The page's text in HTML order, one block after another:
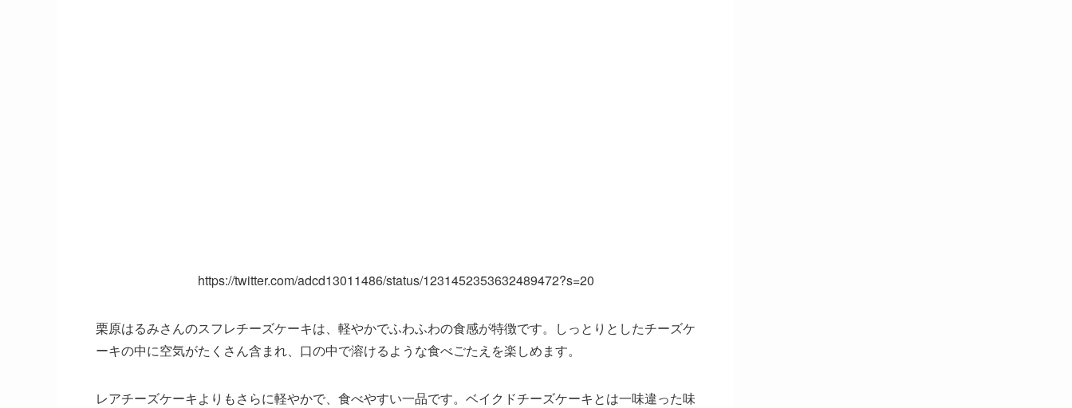
https://twitter.com/adcd13011486/status/1231452353632489472?s=20
栗原はるみさんのスフレチーズケーキは、軽やかでふわふわの食感が特徴です。しっとりとしたチーズケ
ーキの中に空気がたくさん含まれ、口の中で溶けるような食べごたえを楽しめます。
レアチーズケーキよりもさらに軽やかで、食べやすい一品です。ベイクドチーズケーキとは一味違った味